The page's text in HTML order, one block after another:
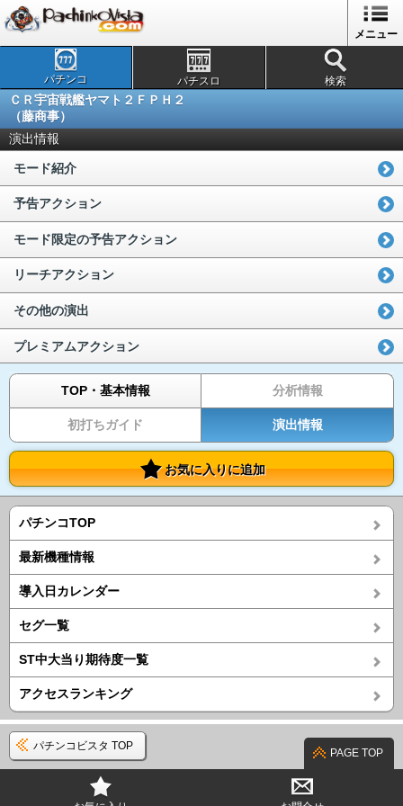
メニュー
パチンコ パチスロ 検索
ＣＲ宇宙戦艦ヤマト２ＦＰＨ２
（藤商事）
演出情報
モード紹介
予告アクション
モード限定の予告アクション
リーチアクション
その他の演出
プレミアムアクション
TOP・基本情報 分析情報
初打ちガイド 演出情報
お気に入りに追加
パチンコTOP
最新機種情報
導入日カレンダー
セグ一覧
ST中大当り期待度一覧
アクセスランキング
パチンコビスタ TOP
PAGE TOP